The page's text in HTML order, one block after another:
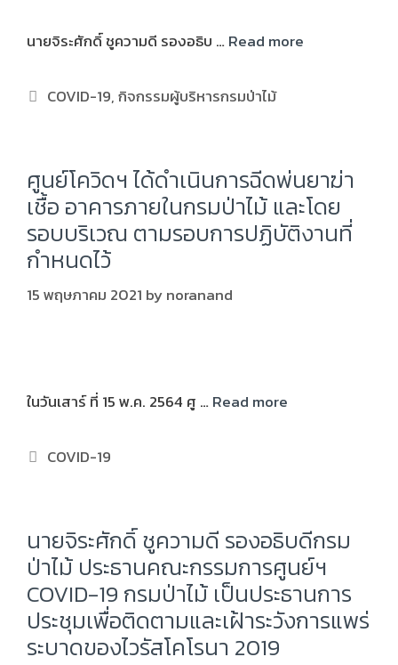
นายจิระศักดิ์ ชูความดี รองอธิบ …Read more
COVID-19,กิจกรรมผู้บริหารกรมป่าไม้
ศูนย์โควิดฯ ได้ดำเนินการฉีดพ่นยาฆ่า
เชื้อ อาคารภายในกรมป่าไม้ และโดย
รอบบริเวณ ตามรอบการปฏิบัติงานที่
กำหนดไว้
15 พฤษภาคม 2021 bynoranand
ในวันเสาร์ ที่ 15 พ.ค. 2564 ศู …Read more
COVID-19
นายจิระศักดิ์ ชูความดี รองอธิบดีกรม
ป่าไม้ ประธานคณะกรรมการศูนย์ฯ
COVID-19 กรมป่าไม้ เป็นประธานการ
ประชุมเพื่อติดตามและเฝ้าระวังการแพร่
ระบาดของไวรัสโคโรนา 2019